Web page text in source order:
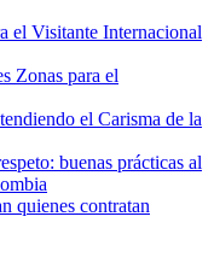
el Visitante Internacional
Zonas para el
el Carisma de la
buenas prácticas al
quienes contratan